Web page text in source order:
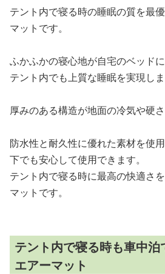
テント内で寝る時の睡眠の質を最
マットです。
ふかふかの寝心地が自宅のベッド
テント内でも上質な睡眠を実現しま
厚みのある構造が地面の冷気や硬
防水性と耐久性に優れた素材を使
下でも安心して使用できます。
テント内で寝る時に最高の快適さ
マットです。
テント内で寝る時も車中
エアーマット